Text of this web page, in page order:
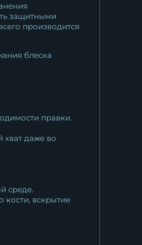
защитными
производится
блеска
правки.
хват даже во
среде.
кости, вскрытие